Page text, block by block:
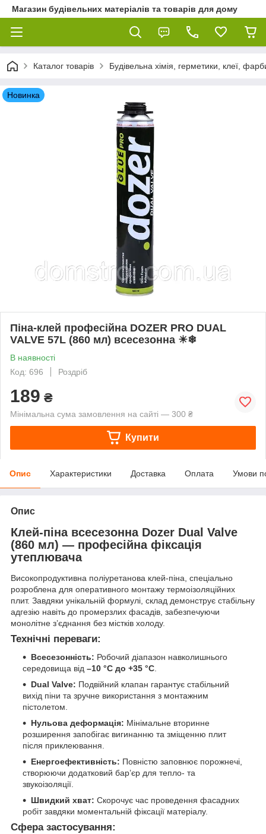
Магазин будівельних матеріалів та товарів для дому
Каталог товарів Будівельна хімія, герметики, клеї,
Новинка
Піна-клей професійна DOZER PRO DUAL
VALVE 57L (860 мл) всесезонна ☀❄
В наявності
Код: 696
Роздріб
189 ₴
Мінімальна сума замовлення на сайті — 300 ₴
Купити
Опис Характеристики Доставка Оплата Умови
Опис
Клей-піна всесезонна Dozer Dual Valve
(860 мл) — професійна фіксація
утеплювача
Високопродуктивна поліуретанова клей-піна, спеціально
розроблена для оперативного монтажу термоізоляційних
плит. Завдяки унікальній формулі, склад демонструє стабільну
адгезію навіть до промерзлих фасадів, забезпечуючи
монолітне з’єднання без містків холоду.
Технічні переваги:
Всесезонність: Робочий діапазон навколишнього
середовища від –10 °C до +35 °C.
Dual Valve: Подвійний клапан гарантує стабільний
вихід піни та зручне використання з монтажним
пістолетом.
Нульова деформація: Мінімальне вторинне
розширення запобігає вигинанню та зміщенню плит
після приклеювання.
Енергоефективність: Повністю заповнює порожнечі,
створюючи додатковий бар’єр для тепло- та
звукоізоляції.
Швидкий хват: Скорочує час проведення фасадних
робіт завдяки моментальній фіксації матеріалу.
Сфера застосування: